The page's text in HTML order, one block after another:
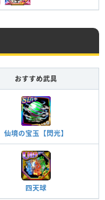
おすすめ武具
仙境の宝玉【閃光】
四天球